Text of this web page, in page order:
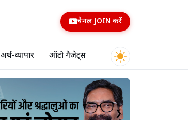
चैनल JOIN करें
अर्थ-व्यापार ऑटो गैजेट्स
❯